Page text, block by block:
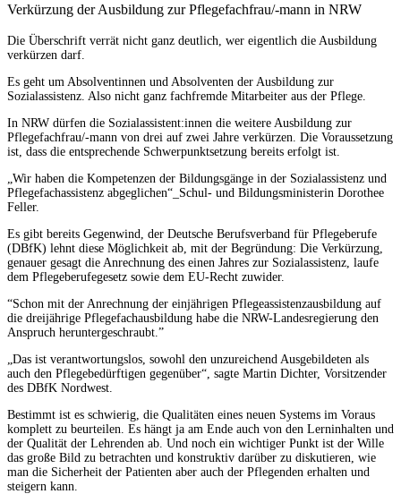
Verkürzung der Ausbildung zur Pflegefachfrau/-mann in NRW
Die Überschrift verrät nicht ganz deutlich, wer eigentlich die Ausbildung
verkürzen darf.
Es geht um Absolventinnen und Absolventen der Ausbildung zur
Sozialassistenz. Also nicht ganz fachfremde Mitarbeiter aus der Pflege.
In NRW dürfen die Sozialassistent:innen die weitere Ausbildung zur
Pflegefachfrau/-mann von drei auf zwei Jahre verkürzen. Die Voraussetzung
ist, dass die entsprechende Schwerpunktsetzung bereits erfolgt ist.
„Wir haben die Kompetenzen der Bildungsgänge in der Sozialassistenz und
Pflegefachassistenz abgeglichen“_Schul- und Bildungsministerin Dorothee
Feller.
Es gibt bereits Gegenwind, der Deutsche Berufsverband für Pflegeberufe
(DBfK) lehnt diese Möglichkeit ab, mit der Begründung: Die Verkürzung,
genauer gesagt die Anrechnung des einen Jahres zur Sozialassistenz, laufe
dem Pflegeberufegesetz sowie dem EU-Recht zuwider.
“Schon mit der Anrechnung der einjährigen Pflegeassistenzausbildung auf
die dreijährige Pflegefachausbildung habe die NRW-Landesregierung den
Anspruch heruntergeschraubt.”
„Das ist verantwortungslos, sowohl den unzureichend Ausgebildeten als
auch den Pflegebedürftigen gegenüber“, sagte Martin Dichter, Vorsitzender
des DBfK Nordwest.
Bestimmt ist es schwierig, die Qualitäten eines neuen Systems im Voraus
komplett zu beurteilen. Es hängt ja am Ende auch von den Lerninhalten und
der Qualität der Lehrenden ab. Und noch ein wichtiger Punkt ist der Wille
das große Bild zu betrachten und konstruktiv darüber zu diskutieren, wie
man die Sicherheit der Patienten aber auch der Pflegenden erhalten und
steigern kann.